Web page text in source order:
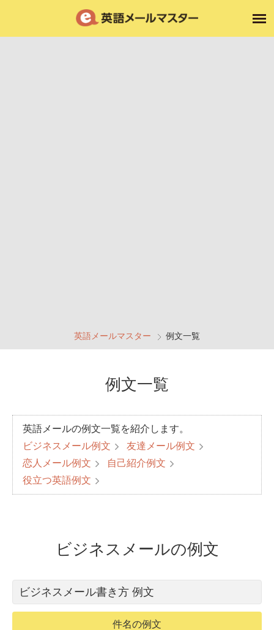
英語メールマスター 例文一覧
例文一覧
英語メールの例文一覧を紹介します。
ビジネスメール例文
友達メール例文
恋人メール例文
自己紹介例文
役立つ英語例文
ビジネスメールの例文
ビジネスメール書き方 例文
件名の例文